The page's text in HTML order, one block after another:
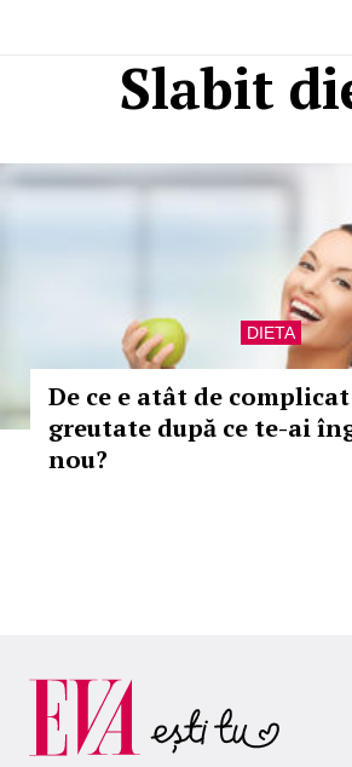
Slabit
DIETA
De ce e atât de
greutate după ce te-ai
nou?